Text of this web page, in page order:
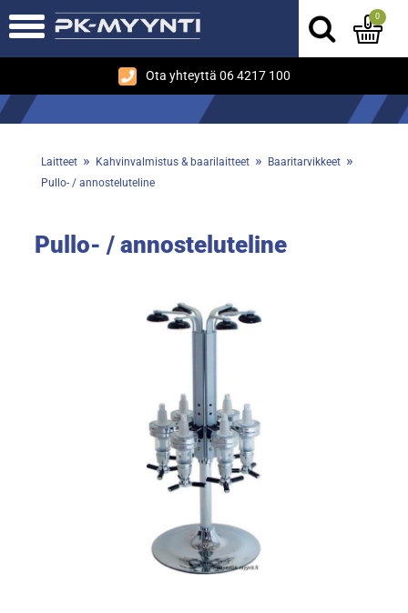
Ota yhteyttä 06 4217 100
0
Laitteet » Kahvinvalmistus & baarilaitteet » Baaritarvikkeet »
Pullo- / annosteluteline
Pullo- / annosteluteline